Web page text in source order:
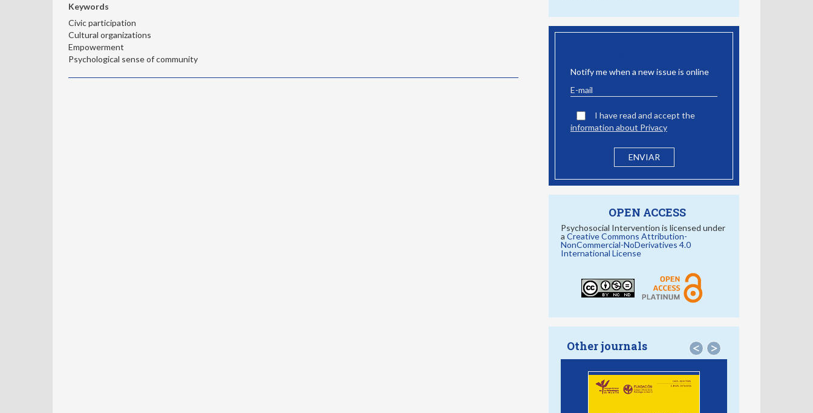
Keywords
Civic participation
Cultural organizations
Empowerment
Psychological sense of community
Notify me when a new issue is online
I have read and accept the
information about Privacy
OPEN ACCESS
Psychosocial Intervention is licensed under
a Creative Commons Attribution-
NonCommercial-NoDerivatives 4.0
International License
Other journals < >